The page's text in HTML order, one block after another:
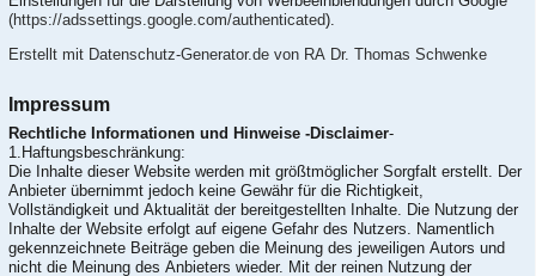
(https://adssettings.google.com/authenticated).
Erstellt mit Datenschutz-Generator.de von RA Dr. Thomas Schwenke
Impressum
Rechtliche Informationen und Hinweise -Disclaimer-
1.Haftungsbeschränkung:
Die Inhalte dieser Website werden mit größtmöglicher Sorgfalt erstellt. Der
Anbieter übernimmt jedoch keine Gewähr für die Richtigkeit,
Vollständigkeit und Aktualität der bereitgestellten Inhalte. Die Nutzung der
Inhalte der Website erfolgt auf eigene Gefahr des Nutzers. Namentlich
gekennzeichnete Beiträge geben die Meinung des jeweiligen Autors und
nicht die Meinung des Anbieters wieder. Mit der reinen Nutzung der